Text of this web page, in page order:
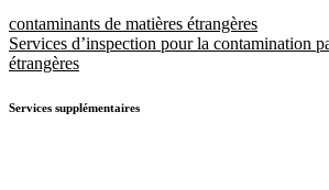
contaminants de matières étrangères
Services d’inspection pour la contamination
étrangères
Services supplémentaires